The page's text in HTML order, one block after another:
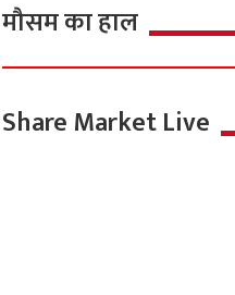
मौसम का हाल
Share Market Live